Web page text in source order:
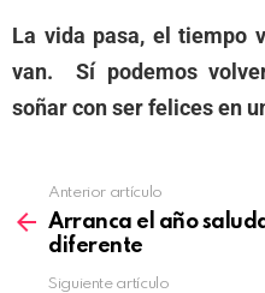
La vida pasa, el tiempo
van. Sí podemos
soñar con ser felices en
Anterior artículo
Arranca el año
diferente
Siguiente artículo